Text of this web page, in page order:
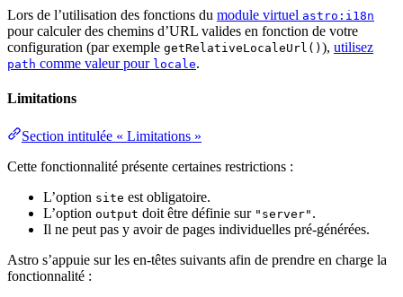
Lors de l’utilisation des fonctions du module virtuel astro:i18n
pour calculer des chemins d’URL valides en fonction de votre
configuration (par exemple getRelativeLocaleUrl() ), utilisez
path comme valeur pour locale.
Limitations
Section intitulée « Limitations »
Cette fonctionnalité présente certaines restrictions :
L’option site est obligatoire.
L’option output doit être définie sur "server" .
Il ne peut pas y avoir de pages individuelles pré-générées.
Astro s’appuie sur les en-têtes suivants afin de prendre en charge la
fonctionnalité :